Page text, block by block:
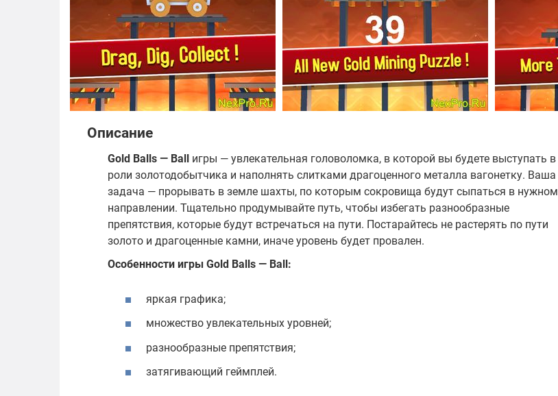
Описание
Gold Balls — Ball игры — увлекательная головоломка, в которой вы будете выступать в
роли золотодобытчика и наполнять слитками драгоценного металла вагонетку. Ваша
задача — прорывать в земле шахты, по которым сокровища будут сыпаться в нужном
направлении. Тщательно продумывайте путь, чтобы избегать разнообразные
препятствия, которые будут встречаться на пути. Постарайтесь не растерять по пути
золото и драгоценные камни, иначе уровень будет провален.
Особенности игры Gold Balls — Ball:
яркая графика;
множество увлекательных уровней;
разнообразные препятствия;
затягивающий геймплей.